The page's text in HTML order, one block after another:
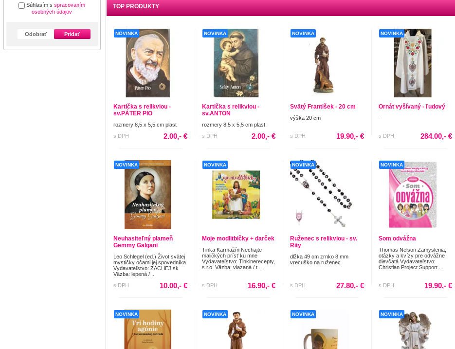
Súhlasím sspracovaním
osobných údajov
Odobrať Pridať
TOP PRODUKTY
NOVINKA
Kartička s relikviou -
sv.PÁTER PIO
rozmery 8,5 x 5,5 cm plast
s DPH
2.00,- €
NOVINKA
Kartička s relikviou -
sv.ANTON
rozmery 8,5 x 5,5 cm plast
s DPH
2.00,- €
NOVINKA
Svätý František - 20 cm
výška 20 cm
s DPH 19.90,- €
NOVINKA
Ornát vyšívaný - ľudový
-
s DPH 284.00,- €
NOVINKA
Neuhasiteľný plameň
Gemmy Galgani
Leo Schlegel (ed.) Život svätej
mystičky očami jej spovedníka
Vydavateľstvo: ZACHEJ.sk
Väzba: lepená / ...
s DPH
10.00,- €
NOVINKA
Moje modlitbičky + darček
Tinka Karmažín Nechajte
maličkých prísť ku mne
Vydavateľstvo: Tinkinerecepty,
s.r.o. Väzba: viazaná / t...
s DPH 16.90,- €
NOVINKA
Ruženec s relikviou - sv.
Rity
dlžka 49 cm zrnko 8 mm
vrecuško na ruženec
s DPH 27.80,- €
NOVINKA
Som odvážna
Thomas Nelson Zamyslenia,
otázky a kvízy pre odvážne
dievčatá Vydavateľstvo:
Christian Project Support ...
s DPH 19.90,- €
NOVINKA NOVINKA NOVINKA NOVINKA